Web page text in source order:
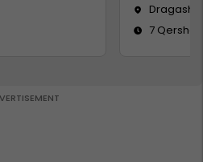
Dragash
7